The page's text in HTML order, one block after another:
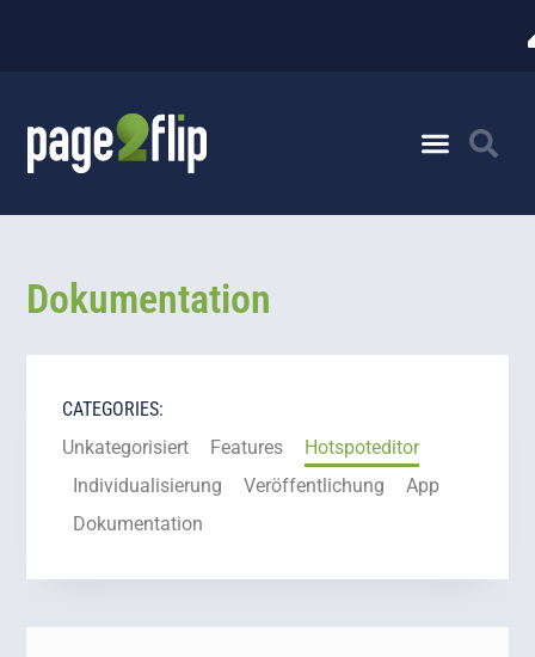
Dokumentation
CATEGORIES:
Unkategorisiert
Features
Hotspoteditor
Individualisierung
Veröffentlichung
App
Dokumentation